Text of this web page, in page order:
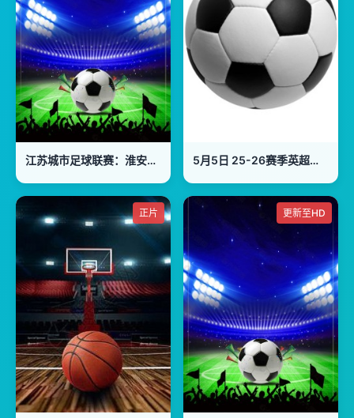
江苏城市足球联赛：淮安队VS南通队20260801 5月5日 25-26赛季英超第35轮 埃弗顿VS曼城
正片 更新至HD